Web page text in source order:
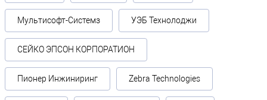
Мультисофт-Системз УЭБ Технолоджи
СЕЙКО ЭПСОН КОРПОРАТИОН
Пионер Инжиниринг Zebra Technologies